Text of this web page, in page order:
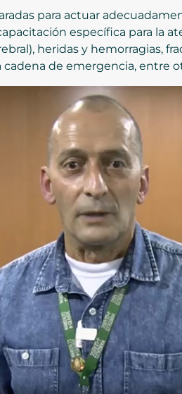
para actuar
específica para la
heridas y hemorragias,
de emergencia, entre